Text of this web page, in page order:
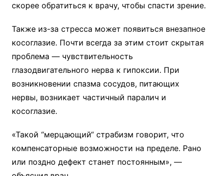
скорее обратиться к врачу, чтобы спасти зрение.
Также из-за стресса может появиться внезапное
косоглазие. Почти всегда за этим стоит скрытая
проблема — чувствительность
глазодвигательного нерва к гипоксии. При
возникновении спазма сосудов, питающих
нервы, возникает частичный паралич и
косоглазие.
«Такой “мерцающий“ страбизм говорит, что
компенсаторные возможности на пределе. Рано
или поздно дефект станет постоянным», —